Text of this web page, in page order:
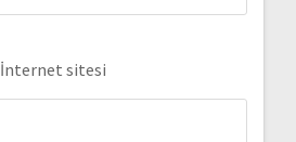
İnternet sitesi